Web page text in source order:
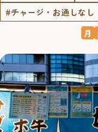
#チャージ・お通しなし
月